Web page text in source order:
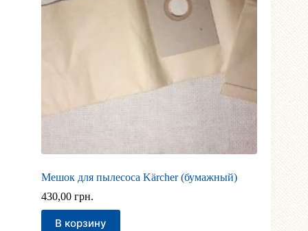
Мешок для пылесоса Kärcher (бумажный)
430,00 грн.
В корзину